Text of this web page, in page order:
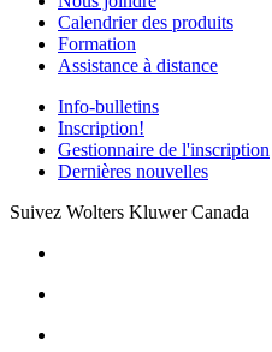
Calendrier des produits
Formation
Assistance à distance
Info-bulletins
Inscription!
Gestionnaire de l'inscription
Dernières nouvelles
Suivez Wolters Kluwer Canada